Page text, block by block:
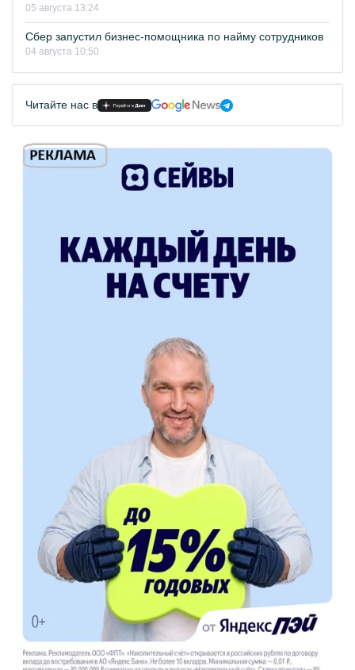
05 августа 13:24
Сбер запустил бизнес-помощника по найму сотрудников
04 августа 10:50
Читайте нас в